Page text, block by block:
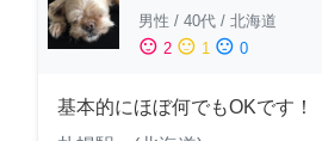
男性 / 40代 / 北海道
sentiment_satisfied 2 sentiment_neutral 1 sentiment_dissatisfied 0
基本的にほぼ何でもOKです！